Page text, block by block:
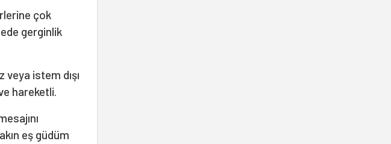
çok
gerginlik
istem dışı
hareketli.
eş güdüm